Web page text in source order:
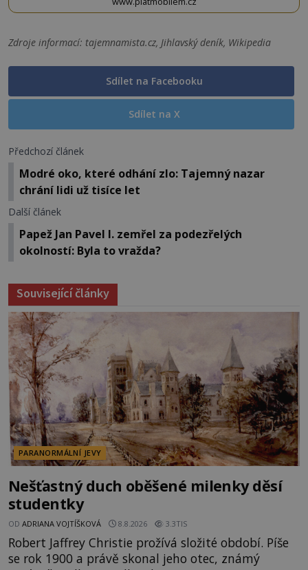
Zdroje informací: tajemnamista.cz, Jihlavský deník, Wikipedia
Sdílet na Facebooku
Sdílet na X
Předchozí článek
Modré oko, které odhání zlo: Tajemný nazar
chrání lidi už tisíce let
Další článek
Papež Jan Pavel I. zemřel za podezřelých
okolností: Byla to vražda?
Související články
PARANORMÁLNÍ JEVY
Nešťastný duch oběšené milenky děsí
studentky
OD ADRIANA VOJTÍŠKOVÁ 8.8.2026 3.3TIS
Robert Jaffrey Christie prožívá složité období. Píše
se rok 1900 a právě skonal jeho otec, známý